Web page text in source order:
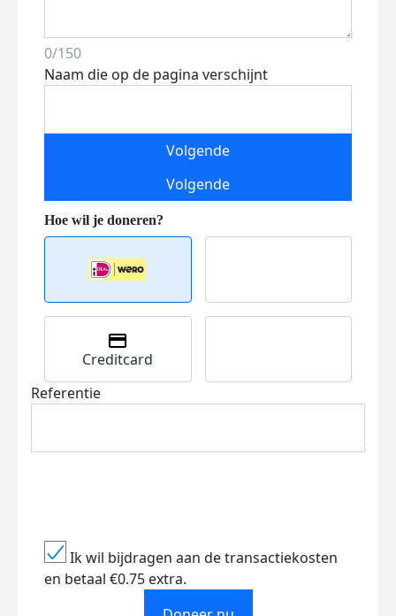
0/150
Naam die op de pagina verschijnt
Volgende
Volgende
Creditcard
Referentie
Ik wil bijdragen aan de transactiekosten
en betaal €0.75 extra.